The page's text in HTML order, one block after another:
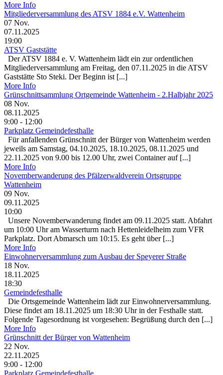
More Info
Mitgliederversammlung des ATSV 1884 e.V. Wattenheim
07 Nov.
07.11.2025
19:00
ATSV Gaststätte
Der ATSV 1884 e. V. Wattenheim lädt ein zur ordentlichen
Mitgliederversammlung am Freitag, den 07.11.2025 in die ATSV
Gaststätte Sto Steki. Der Beginn ist [...]
More Info
Grünschnittsammlung Ortgemeinde Wattenheim - 2.Halbjahr 2025
08 Nov.
08.11.2025
9:00 - 12:00
Parkplatz Gemeindefesthalle
Für anfallenden Grünschnitt der Bürger von Wattenheim werden
jeweils am Samstag, 04.10.2025, 18.10.2025, 08.11.2025 und
22.11.2025 von 9.00 bis 12.00 Uhr, zwei Container auf [...]
More Info
Novemberwanderung des Pfälzerwaldverein Ortsgruppe
Wattenheim
09 Nov.
09.11.2025
10:00
Unsere Novemberwanderung findet am 09.11.2025 statt. Abfahrt
um 10:00 Uhr am Wasserturm nach Hettenleidelheim zum VFR
Parkplatz. Dort Abmarsch um 10:15. Es geht über [...]
More Info
Einwohnerversammlung zum Ausbau der Speyerer Straße
18 Nov.
18.11.2025
18:30
Gemeindefesthalle
Die Ortsgemeinde Wattenheim lädt zur Einwohnerversammlung.
Diese findet am 18.11.2025 um 18:30 Uhr in der Festhalle statt.
Folgende Tagesordnung ist vorgesehen: Begrüßung durch den [...]
More Info
Grünschnitt der Bürger von Wattenheim
22 Nov.
22.11.2025
9:00 - 12:00
Parkplatz Gemeindefesthalle